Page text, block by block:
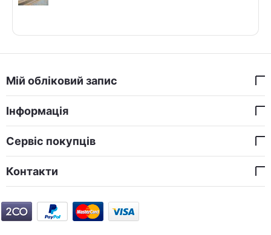
Мій обліковий запис
Інформація
Сервіс покупців
Контакти